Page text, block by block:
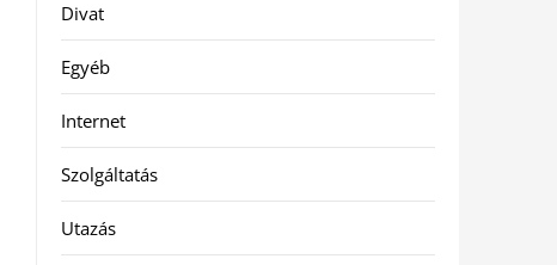
Divat
Egyéb
Internet
Szolgáltatás
Utazás